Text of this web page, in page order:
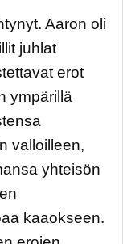
Aaron oli
juhlat
erot
ympärillä
valloilleen,
yhteisön
kaaokseen.